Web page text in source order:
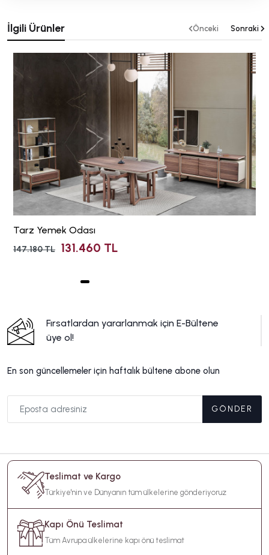
İlgili Ürünler
Tarz Yemek Odası
147.180 TL 131.460 TL
Önceki Sonraki
Fırsatlardan yararlanmak için E-Bültene
üye ol!
En son güncellemeler için haftalık bültene abone olun
GÖNDER
Teslimat ve Kargo
Türkiye'nin ve Dünyanın tüm ülkelerine gönderiyoruz
Kapı Önü Teslimat
Tüm Avrupa ülkelerine kapı önü teslimat